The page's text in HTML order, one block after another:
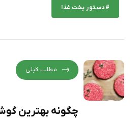
#دستور پخت غذا
مطلب قبلی
چگونه بهترین